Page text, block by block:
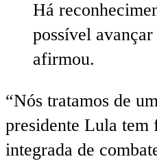
Há
possível avançar
afirmou.
“Nós tratamos de
presidente Lula tem
integrada de